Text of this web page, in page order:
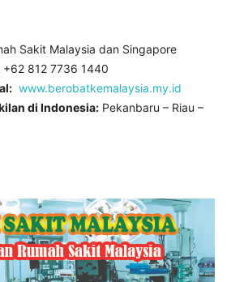
Sakit Malaysia dan Singapore
+62 812 7736 1440
www.berobatkemalaysia.my.id
di Indonesia: Pekanbaru – Riau –